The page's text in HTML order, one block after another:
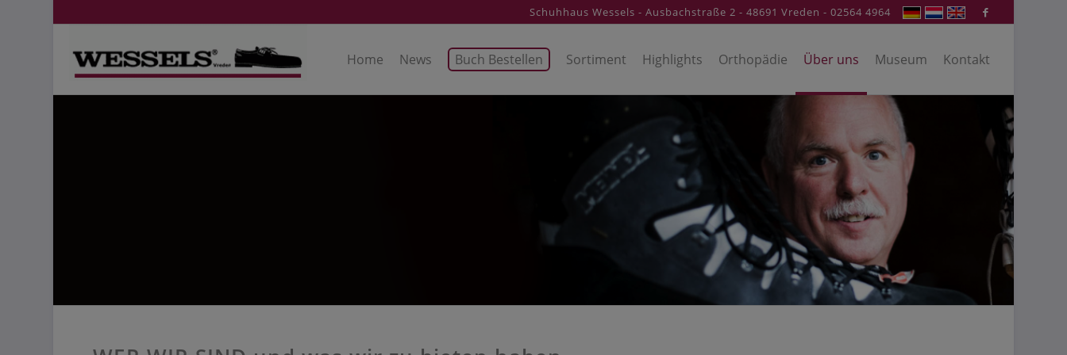
Schuhhaus Wessels - Ausbachstraße 2 - 48691 Vreden - 02564 4964
Home News Buch Bestellen Sortiment Highlights Orthopädie Über uns Museum Kontakt